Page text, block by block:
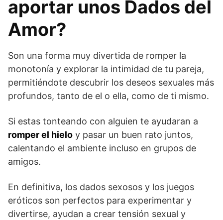
aportar unos Dados del
Amor?
Son una forma muy divertida de romper la
monotonía y explorar la intimidad de tu pareja,
permitiéndote descubrir los deseos sexuales más
profundos, tanto de el o ella, como de ti mismo.
Si estas tonteando con alguien te ayudaran a
romper el hielo y pasar un buen rato juntos,
calentando el ambiente incluso en grupos de
amigos.
En definitiva, los dados sexosos y los juegos
eróticos son perfectos para experimentar y
divertirse, ayudan a crear tensión sexual y